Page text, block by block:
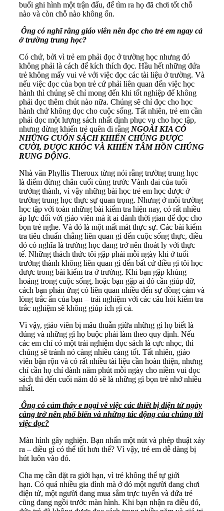
buổi ghi hình một trận đấu, để tìm ra họ đã chơi tốt chỗ
nào và còn chỗ nào không ổn.
Ông có nghĩ rằng giáo viên nên đọc cho trẻ em ngay cả
ở trường trung học?
Có chứ, bởi vì trẻ em phải đọc ở trường học nhưng đó
không phải là cách để kích thích đọc. Hầu hết những đứa
trẻ không mấy vui vẻ với việc đọc các tài liệu ở trường. Và
nếu việc đọc của bọn trẻ cứ phải liên quan đến việc học
hành thì chúng sẽ chỉ mong đến khi tốt nghiệp để không
phải đọc thêm chút nào nữa. Chúng sẽ chỉ đọc cho học
hành chứ không đọc cho cuộc sống. Tất nhiên, trẻ em cần
phải đọc một lượng sách nhất định phục vụ cho học tập,
nhưng đừng khiến trẻ quên đi rằng NGOÀI KIA CÓ
NHỮNG CUỐN SÁCH KHIẾN CHÚNG ĐƯỢC
CƯỜI, ĐƯỢC KHÓC VÀ KHIẾN TÂM HỒN CHÚNG
RUNG ĐỘNG.
Nhà văn Phyllis Theroux từng nói rằng trường trung học
là điểm dừng chân cuối cùng trước Vành đai của tuổi
trưởng thành, vì vậy những bài học trẻ em học được ở
trường trung học thực sự quan trọng. Nhưng ở môi trường
học tập với toàn những bài kiểm tra hiện nay, có rất nhiều
áp lực đối với giáo viên mà ít ai dành thời gian để đọc cho
bọn trẻ nghe. Và đó là một mất mát thực sự. Các bài kiểm
tra tiêu chuẩn chẳng liên quan gì đến cuộc sống thực, điều
đó có nghĩa là trường học đang trở nên thoát ly với thực
tế. Những thách thức tôi gặp phải mỗi ngày khi ở tuổi
trưởng thành không liên quan gì đến bất cứ điều gì tôi học
được trong bài kiểm tra ở trường. Khi bạn gặp khủng
hoảng trong cuộc sống, hoặc bạn gặp ai đó cần giúp đỡ,
cách bạn phản ứng có liên quan nhiều đến sự đồng cảm và
lòng trắc ẩn của bạn – trải nghiệm với các câu hỏi kiểm tra
trắc nghiệm sẽ không giúp ích gì cả.
Vì vậy, giáo viên bị mâu thuẫn giữa những gì họ biết là
đúng và những gì họ buộc phải làm theo quy định. Nếu
các em chỉ có một trải nghiệm đọc sách là cực nhọc, thì
chúng sẽ tránh nó càng nhiều càng tốt. Tất nhiên, giáo
viên bận rộn và có rất nhiều tài liệu cần hoàn thiện, nhưng
chỉ cần họ chỉ dành năm phút mỗi ngày cho niềm vui đọc
sách thì đến cuối năm đó sẽ là những gì bọn trẻ nhớ nhiều
nhất.
Ông có cảm thấy e ngại về việc các thiết bị điện tử ngày
càng trở nên phổ biến và những tác động của chúng tới
việc đọc?
Màn hình gây nghiện. Bạn nhấn một nút và phép thuật xảy
ra – điều gì có thể tốt hơn thế? Vì vậy, trẻ em dễ dàng bị
hút luôn vào đó.
Cha mẹ cần đặt ra giới hạn, vì trẻ không thể tự giới
hạn. Có quá nhiều gia đình mà ở đó một người đang chơi
điện tử, một người đang mua sắm trực tuyến và đứa trẻ
cũng đang ngồi trước màn hình. Khi bạn nhận ra điều đó,